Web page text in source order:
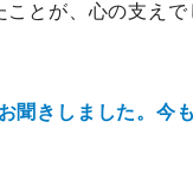
とが、心の支えで
聞きしました。今も